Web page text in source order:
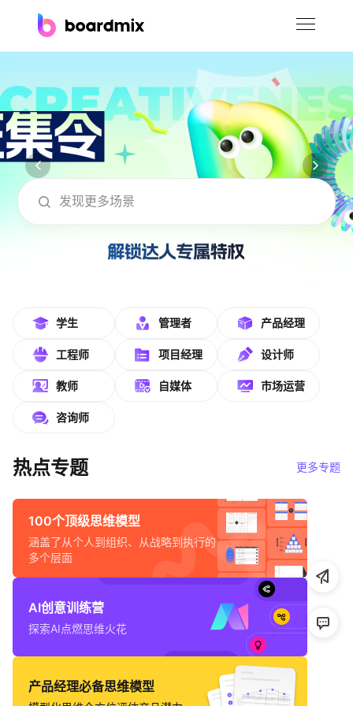
社区资源
下载
会员
企业服务
帮助中心
知识分享社区
boardmix在线模板社区-海量模板免费下
学生 管理者 产品经理
工程师 项目经理 设计师
教师 自媒体 市场运营
咨询师
热点专题 更多专题
100个顶级思维模型
涵盖了从个人到组织、从战略到执行的
多个层面
AI创意训练营
探索AI点燃思维火花
产品经理必备思维模型